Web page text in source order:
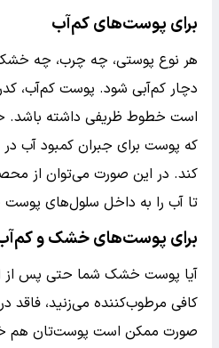
برای پوست‌های کم‌آب
هر نوع پوستی، چه چرب، چه
دچار کم‌آبی شود. پوست کم‌آب،
است خطوط ظریفی داشته باشد.
که پوست برای جبران کمبود آب در
کند. در این صورت می‌توان از
تا آب را به داخل سلول‌های
برای پوست‌های خشک و
آیا پوست خشک شما حتی پس از
کافی مرطوب‌کننده می‌زنید،
صورت ممکن است پوست‌تان هم